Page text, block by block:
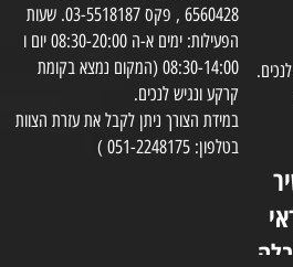
6560428 , פקס 03-5518187. שעות
הפעילות: ימים א-ה 08:30-20:00 יום ו
08:30-14:00 (המקום נמצא בקומת
קרקע ונגיש לנכים.
במידת הצורך ניתן לקבל את עזרת הצוות
בטלפון: 051-2248175 )